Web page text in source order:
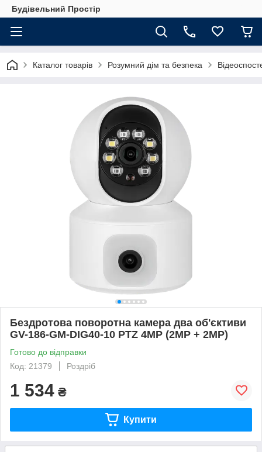
Будівельний Простір
Каталог товарів Розумний дім та безпека
Бездротова поворотна камера два об'єктиви
GV-186-GM-DIG40-10 PTZ 4MP (2MP + 2MP)
Готово до відправки
Код: 21379
Роздріб
1 534 ₴
Купити